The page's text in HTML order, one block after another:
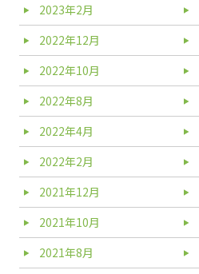
2023年2月
2022年12月
2022年10月
2022年8月
2022年4月
2022年2月
2021年12月
2021年10月
2021年8月